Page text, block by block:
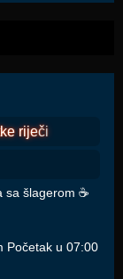
riječi
sa šlagerom ☕️
Početak u 07:00